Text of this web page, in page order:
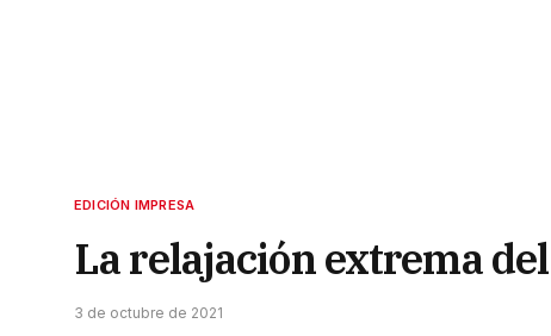
EDICIÓN IMPRESA
La relajación extrema
3 de octubre de 2021